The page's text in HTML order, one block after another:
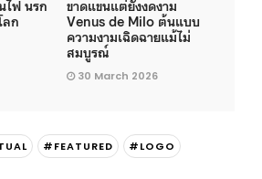
ไฟ นรก
ลก
ขาดแขนแต่ยังงดงาม
Venus de Milo ต้นแบบ
ความงามเฉิดฉายแม้ไม่
สมบูรณ์
30 March 2026
#FEATURED
#LOGO